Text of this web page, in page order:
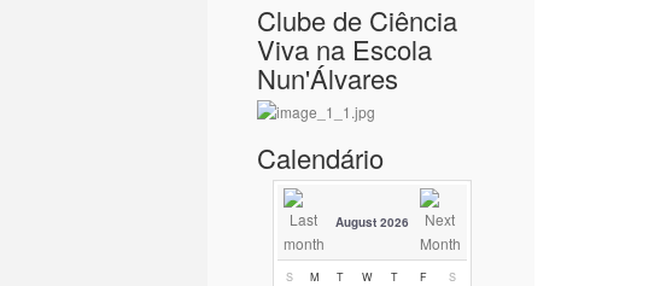
Clube de Ciência
Viva na Escola
Nun'Álvares
Calendário
August 2026
S M T W T F S